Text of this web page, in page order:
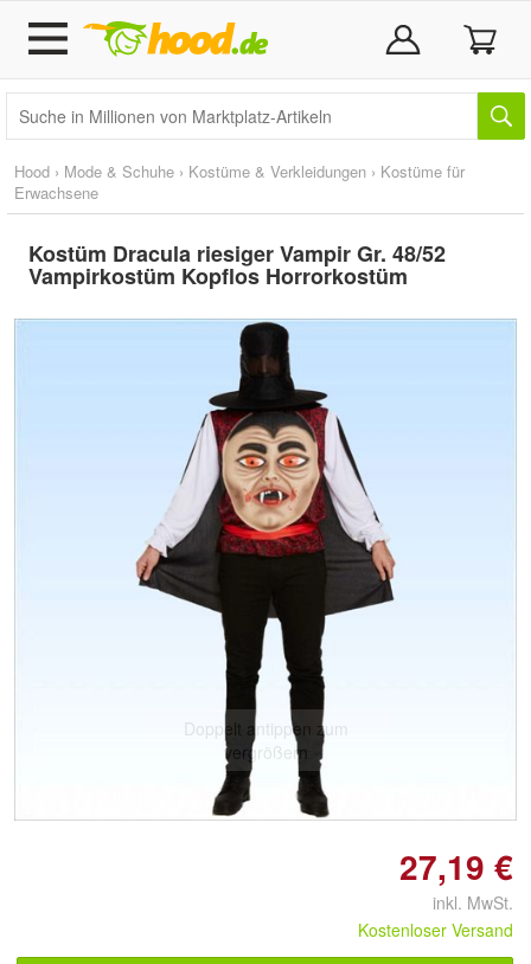
Hood › Mode & Schuhe › Kostüme & Verkleidungen › Kostüme für
Erwachsene
Kostüm Dracula riesiger Vampir Gr. 48/52
Vampirkostüm Kopflos Horrorkostüm
Doppelt antippen zum
vergrößern
27,19 €
inkl. MwSt.
Kostenloser Versand